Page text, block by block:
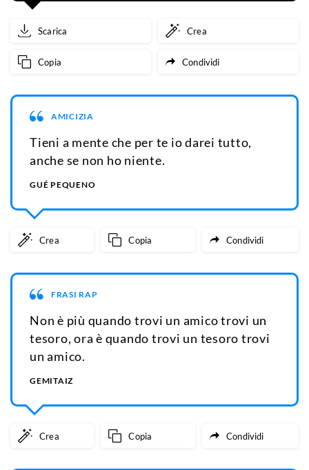
Scarica Crea
Copia Condividi
AMICIZIA
Tieni a mente che per te io darei tutto,
anche se non ho niente.
GUÉ PEQUENO
Crea Copia Condividi
FRASI RAP
Non è più quando trovi un amico trovi un
tesoro, ora è quando trovi un tesoro trovi
un amico.
GEMITAIZ
Crea Copia Condividi